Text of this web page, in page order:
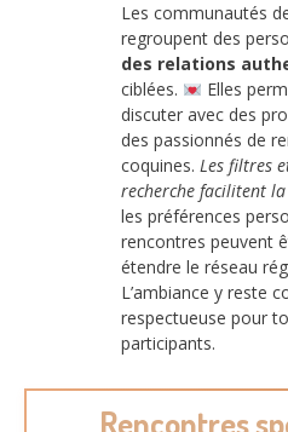
Les communautés
regroupent des
des relations
ciblées.
Elles
discuter avec des
des passionnés de
coquines. Les filtres
recherche facilitent
les préférences
rencontres peuvent
étendre le réseau
L’ambiance y reste
respectueuse pour
participants.
Rencontres